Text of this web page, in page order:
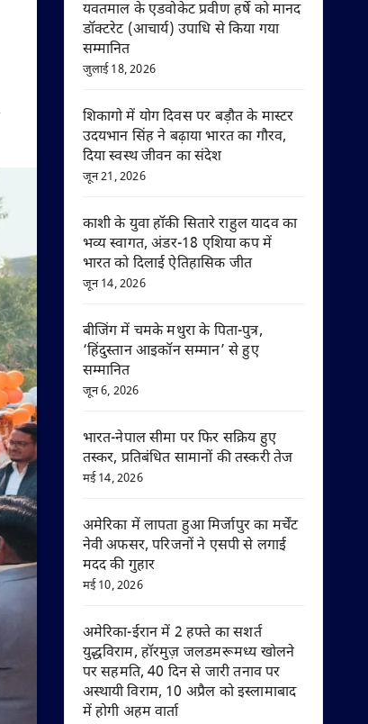
यवतमाल के एडवोकेट प्रवीण हर्षे को मानद
डॉक्टरेट (आचार्य) उपाधि से किया गया
सम्मानित
जुलाई 18, 2026
शिकागो में योग दिवस पर बड़ौत के मास्टर
उदयभान सिंह ने बढ़ाया भारत का गौरव,
दिया स्वस्थ जीवन का संदेश
जून 21, 2026
काशी के युवा हॉकी सितारे राहुल यादव का
भव्य स्वागत, अंडर-18 एशिया कप में
भारत को दिलाई ऐतिहासिक जीत
जून 14, 2026
बीजिंग में चमके मथुरा के पिता-पुत्र,
‘हिंदुस्तान आइकॉन सम्मान’ से हुए
सम्मानित
जून 6, 2026
भारत-नेपाल सीमा पर फिर सक्रिय हुए
तस्कर, प्रतिबंधित सामानों की तस्करी तेज
मई 14, 2026
अमेरिका में लापता हुआ मिर्जापुर का मर्चेंट
नेवी अफसर, परिजनों ने एसपी से लगाई
मदद की गुहार
मई 10, 2026
अमेरिका-ईरान में 2 हफ्ते का सशर्त
युद्धविराम, हॉरमुज़ जलडमरूमध्य खोलने
पर सहमति, 40 दिन से जारी तनाव पर
अस्थायी विराम, 10 अप्रैल को इस्लामाबाद
में होगी अहम वार्ता